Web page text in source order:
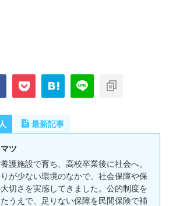
最新記事
ツ
護施設で育ち、高校卒業後に社会へ。
が少ない環境のなかで、社会保障や保
切さを実感してきました。公的制度を
うえで、足りない保障を民間保険で補